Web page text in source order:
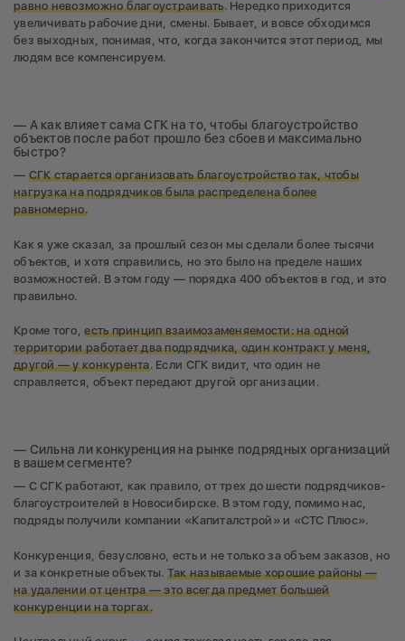
равно невозможно благоустраивать. Нередко приходится
увеличивать рабочие дни, смены. Бывает, и вовсе обходимся
без выходных, понимая, что, когда закончится этот период, мы
людям все компенсируем.
— А как влияет сама СГК на то, чтобы благоустройство
объектов после работ прошло без сбоев и максимально
быстро?
— СГК старается организовать благоустройство так, чтобы
нагрузка на подрядчиков была распределена более
равномерно.
Как я уже сказал, за прошлый сезон мы сделали более тысячи
объектов, и хотя справились, но это было на пределе наших
возможностей. В этом году — порядка 400 объектов в год, и это
правильно.
Кроме того,есть принцип взаимозаменяемости: на одной
территории работает два подрядчика, один контракт у меня,
другой — у конкурента. Если СГК видит, что один не
справляется, объект передают другой организации.
— Сильна ли конкуренция на рынке подрядных организаций
в вашем сегменте?
— С СГК работают, как правило, от трех до шести подрядчиков-
благоустроителей в Новосибирске. В этом году, помимо нас,
подряды получили компании «Капиталстрой» и «СТС Плюс».
Конкуренция, безусловно, есть и не только за объем заказов, но
и за конкретные объекты. Так называемые хорошие районы —
на удалении от центра — это всегда предмет большей
конкуренции на торгах.